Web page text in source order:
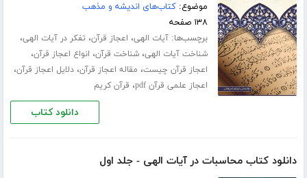
موضوع:کتاب‌های اندیشه و مذهب
۱۳۸ صفحه
برچسب‌ها:آیات الهی، اعجاز قرآن، تفکر در آیات الهی،
شناخت آیات الهی،شناخت قرآن، انواع اعجاز قرآن،
اعجاز قرآن چیست، مقاله اعجاز قرآن،دلایل اعجاز قرآن،
اعجاز علمی قرآن pdf ، قرآن کریم
دانلود کتاب
دانلود کتاب محاسبات در آیات الهی - جلد اول